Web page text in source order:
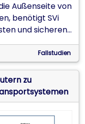
Außenseite von
benötigt SVi
und sicheren
Fallstudien
zu